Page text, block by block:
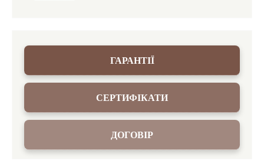
ГАРАНТІЇ
СЕРТИФІКАТИ
ДОГОВІР